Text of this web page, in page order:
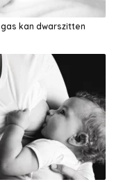
gas kan dwarszitten